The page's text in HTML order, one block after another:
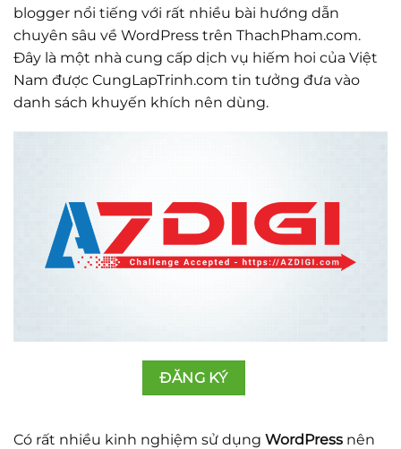
blogger nổi tiếng với rất nhiều bài hướng dẫn
chuyên sâu về WordPress trên ThachPham.com.
Đây là một nhà cung cấp dịch vụ hiếm hoi của Việt
Nam được CungLapTrinh.com tin tưởng đưa vào
danh sách khuyến khích nên dùng.
ĐĂNG KÝ
Có rất nhiều kinh nghiệm sử dụng WordPress nên